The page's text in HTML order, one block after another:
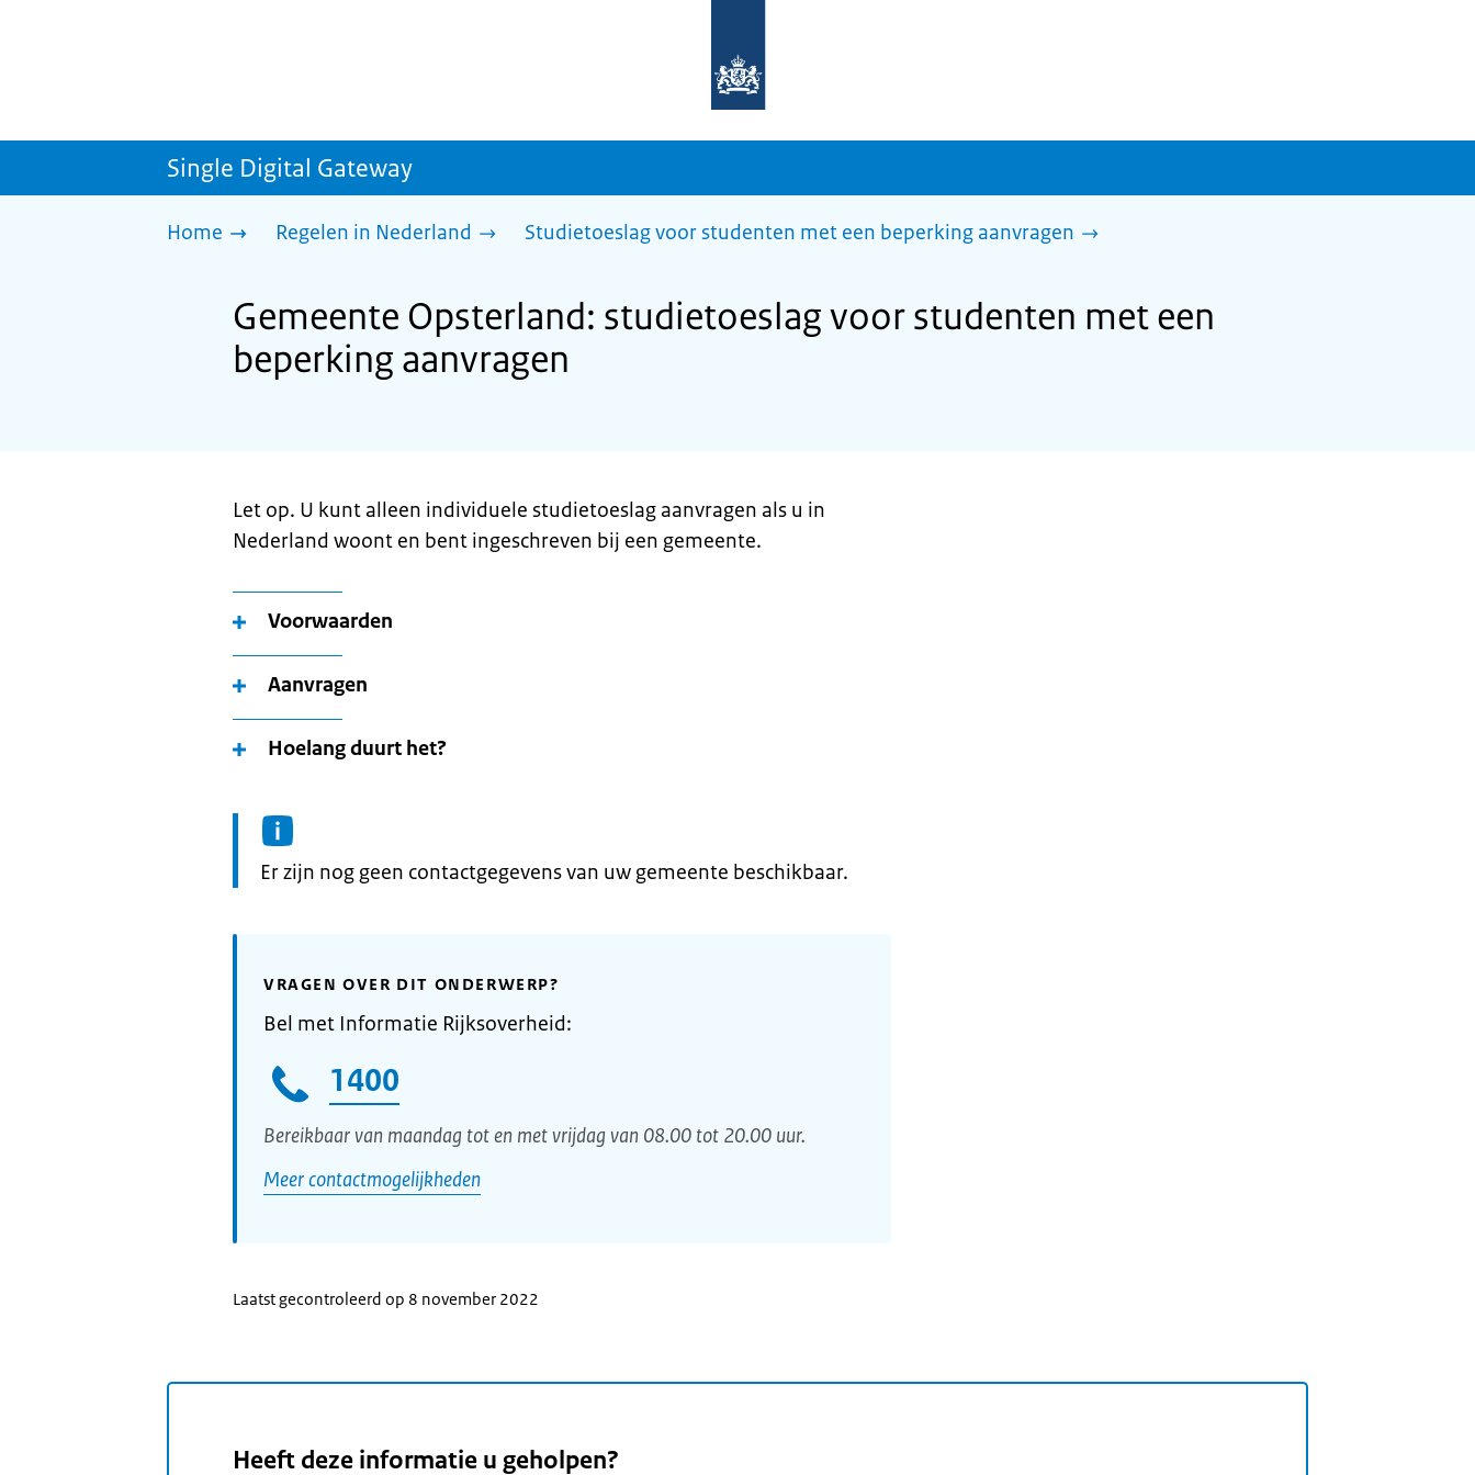
homepage
sdg.rijksoverheid.nl
Single Digital Gateway
Home Regelen in Nederland Studietoeslag voor studenten met een beperking aanvragen
Gemeente Opsterland: studietoeslag voor studenten met een
beperking aanvragen
Let op. U kunt alleen individuele studietoeslag aanvragen als u in
Nederland woont en bent ingeschreven bij een gemeente.
Voorwaarden
Aanvragen
Hoelang duurt het?
Informatie:
Er zijn nog geen contactgegevens van uw gemeente beschikbaar.
VRAGEN OVER DIT ONDERWERP?
Bel met Informatie Rijksoverheid:
1400
Bereikbaar van maandag tot en met vrijdag van 08.00 tot 20.00 uur.
Meer contactmogelijkheden
Laatst gecontroleerd op 8 november 2022
Heeft deze informatie u geholpen?